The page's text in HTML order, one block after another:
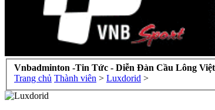
Vnbadminton -Tin Tức - Diễn Đàn Cầu Lông
Trang chủ Thành viên > Luxdorid >